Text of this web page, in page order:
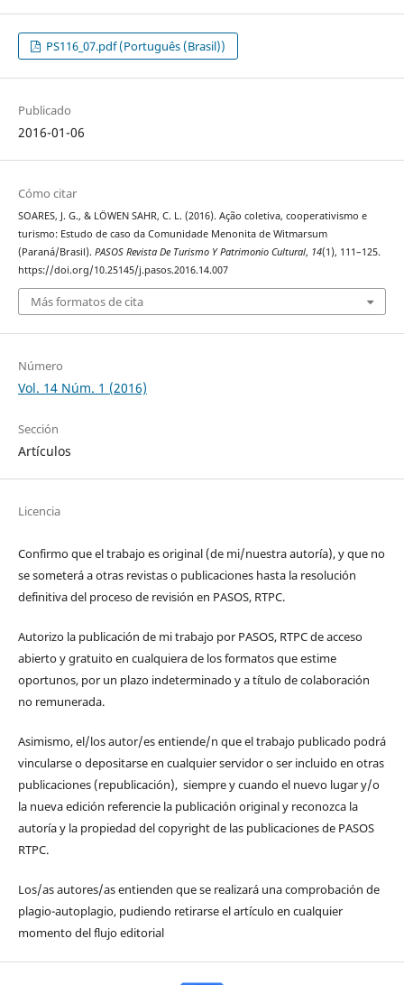
PS116_07.pdf (Português (Brasil))
Publicado
2016-01-06
Cómo citar
SOARES, J. G., & LÖWEN SAHR, C. L. (2016). Ação coletiva, cooperativismo e
turismo: Estudo de caso da Comunidade Menonita de Witmarsum
(Paraná/Brasil). PASOS Revista De Turismo Y Patrimonio Cultural, 14(1), 111–125.
https://doi.org/10.25145/j.pasos.2016.14.007
Más formatos de cita
Número
Vol. 14 Núm. 1 (2016)
Sección
Artículos
Licencia
Confirmo que el trabajo es original (de mi/nuestra autoría), y que no
se someterá a otras revistas o publicaciones hasta la resolución
definitiva del proceso de revisión en PASOS, RTPC.
Autorizo la publicación de mi trabajo por PASOS, RTPC de acceso
abierto y gratuito en cualquiera de los formatos que estime
oportunos, por un plazo indeterminado y a título de colaboración
no remunerada.
Asimismo, el/los autor/es entiende/n que el trabajo publicado podrá
vincularse o depositarse en cualquier servidor o ser incluido en otras
publicaciones (republicación), siempre y cuando el nuevo lugar y/o
la nueva edición referencie la publicación original y reconozca la
autoría y la propiedad del copyright de las publicaciones de PASOS
RTPC.
Los/as autores/as entienden que se realizará una comprobación de
plagio-autoplagio, pudiendo retirarse el artículo en cualquier
momento del flujo editorial